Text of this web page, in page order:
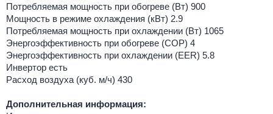
Потребляемая мощность при обогреве (Вт) 900
Мощность в режиме охлаждения (кВт) 2.9
Потребляемая мощность при охлаждении (Вт) 1065
Энергоэффективность при обогреве (COP) 4
Энергоэффективность при охлаждении (EER) 5.8
Инвертор есть
Расход воздуха (куб. м/ч) 430
Дополнительная информация: